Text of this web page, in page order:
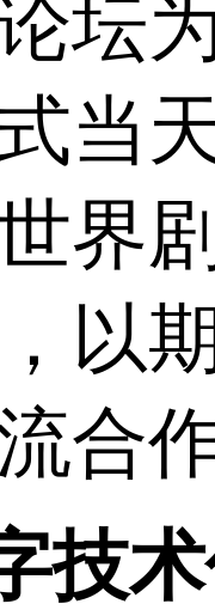
为
当
界
以
合
术